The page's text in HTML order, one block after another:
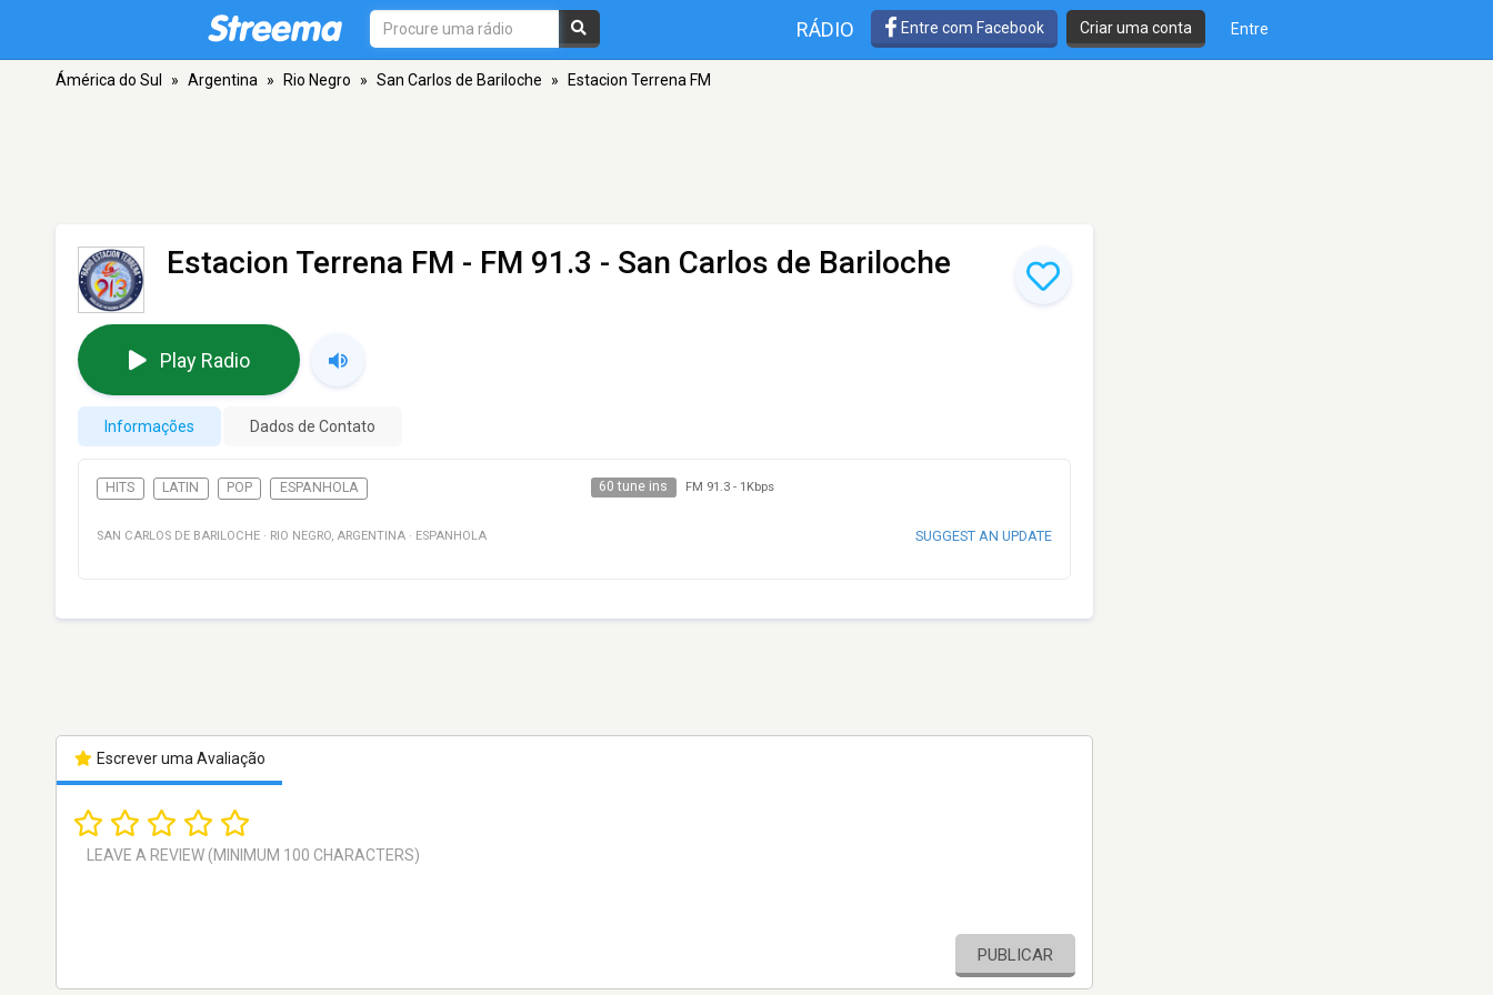
RÁDIO Entre com Facebook Criar uma conta Entre
Ámérica do Sul » Argentina » Rio Negro » San Carlos de Bariloche » Estacion Terrena FM
Estacion Terrena FM - FM 91.3 - San Carlos de Bariloche
Play Radio
Informações Dados de Contato
HITS LATIN POP ESPANHOLA 60 tune ins FM 91.3- 1Kbps
SAN CARLOS DE BARILOCHE · RIO NEGRO, ARGENTINA · ESPANHOLA SUGGEST AN UPDATE
Escrever uma Avaliação
PUBLICAR